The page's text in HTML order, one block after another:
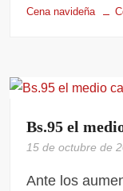
Cena navideña
Bs.95 el
15 de octubre de
Ante los